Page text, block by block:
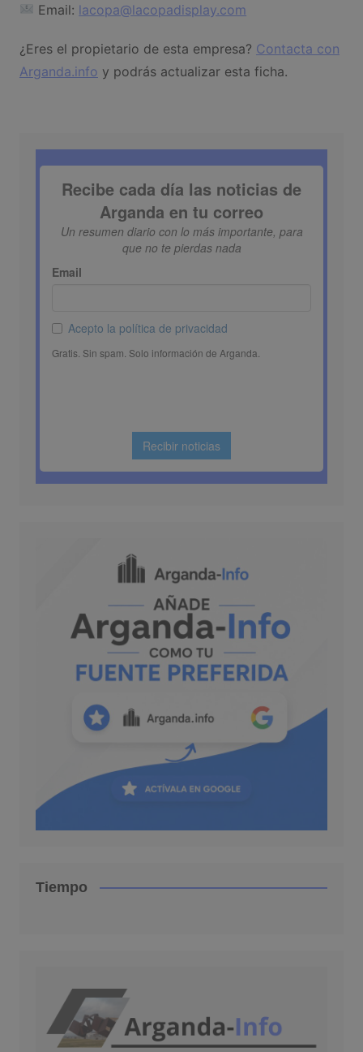
Email: lacopa@lacopadisplay.com
¿Eres el propietario de esta empresa? Contacta con
Arganda.info y podrás actualizar esta ficha.
Tiempo